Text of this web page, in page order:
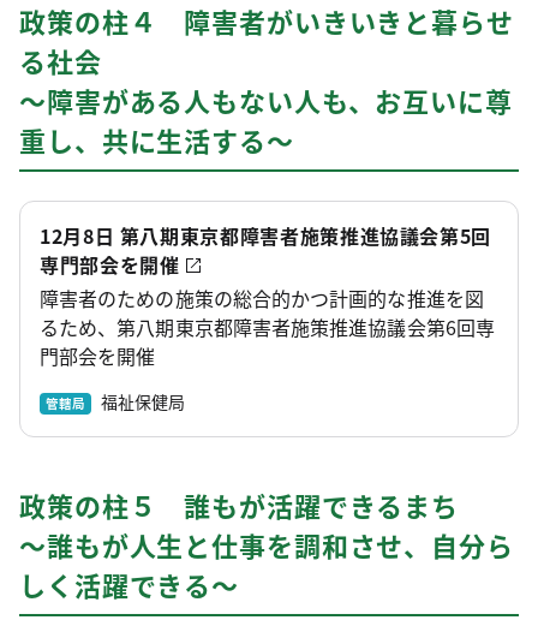
政策の柱４ 障害者がいきいきと暮らせ
る社会
～障害がある人もない人も、お互いに尊
重し、共に生活する～
12月8日 第八期東京都障害者施策推進協議会第5回
専門部会を開催
障害者のための施策の総合的かつ計画的な推進を図
るため、第八期東京都障害者施策推進協議会第6回専
門部会を開催
管轄局 福祉保健局
政策の柱５ 誰もが活躍できるまち
～誰もが人生と仕事を調和させ、自分ら
しく活躍できる～